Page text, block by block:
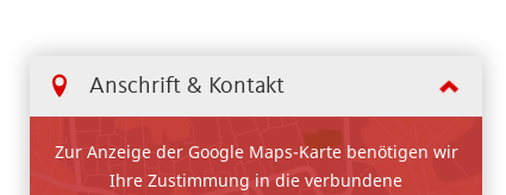
Anschrift & Kontakt
Zur Anzeige der Google Maps-Karte benötigen wir
Ihre Zustimmung in die verbundene